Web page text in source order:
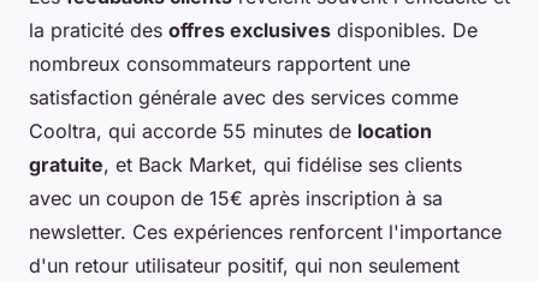
la praticité des offres exclusives disponibles. De
nombreux consommateurs rapportent une
satisfaction générale avec des services comme
Cooltra, qui accorde 55 minutes de location
gratuite, et Back Market, qui fidélise ses clients
avec un coupon de 15€ après inscription à sa
newsletter. Ces expériences renforcent l'importance
d'un retour utilisateur positif, qui non seulement